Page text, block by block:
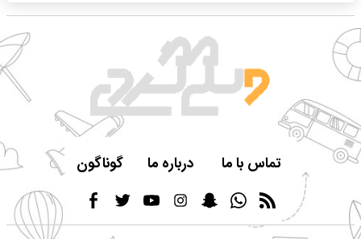
تماس با ما درباره ما گوناگون